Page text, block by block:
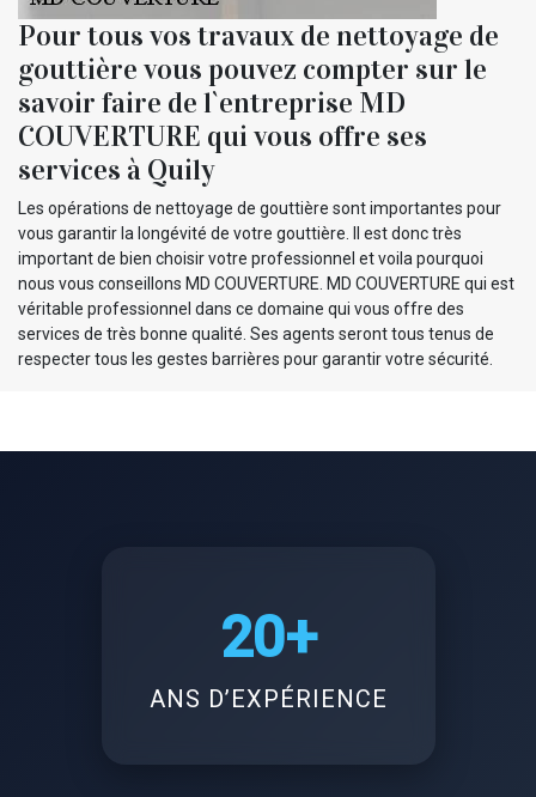
Pour tous vos travaux de nettoyage de
gouttière vous pouvez compter sur le
savoir faire de l`entreprise MD
COUVERTURE qui vous offre ses
services à Quily
Les opérations de nettoyage de gouttière sont importantes pour
vous garantir la longévité de votre gouttière. Il est donc très
important de bien choisir votre professionnel et voila pourquoi
nous vous conseillons MD COUVERTURE. MD COUVERTURE qui est
véritable professionnel dans ce domaine qui vous offre des
services de très bonne qualité. Ses agents seront tous tenus de
respecter tous les gestes barrières pour garantir votre sécurité.
20+
ANS D’EXPÉRIENCE